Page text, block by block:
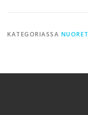
KATEGORIASSA NUORET